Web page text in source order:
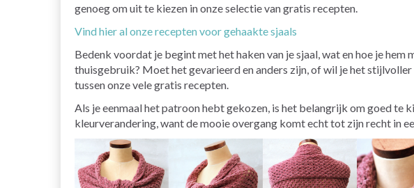
genoeg om uit te kiezen in onze selectie van gratis recepten.
Vind hier al onze recepten voor gehaakte sjaals
Bedenk voordat je begint met het haken van je sjaal, wat en hoe je
thuisgebruik? Moet het gevarieerd en anders zijn, of wil je het
tussen onze vele gratis recepten.
Als je eenmaal het patroon hebt gekozen, is het belangrijk om goed te
kleurverandering, want de mooie overgang komt echt tot zijn recht in